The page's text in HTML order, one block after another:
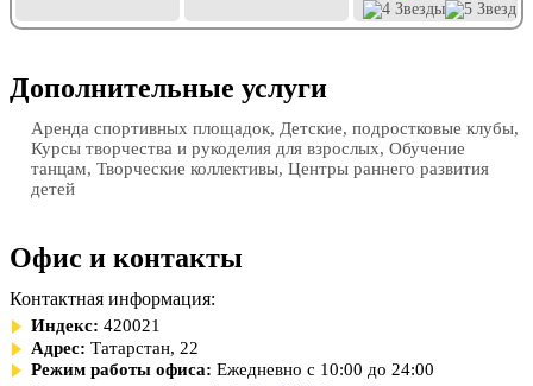
Дополнительные услуги
Аренда спортивных площадок, Детские, подростковые клубы,
Курсы творчества и рукоделия для взрослых, Обучение
танцам, Творческие коллективы, Центры раннего развития
детей
Офис и контакты
Контактная информация:
Индекс: 420021
Адрес: Татарстан, 22
Режим работы офиса: Ежедневно с 10:00 до 24:00